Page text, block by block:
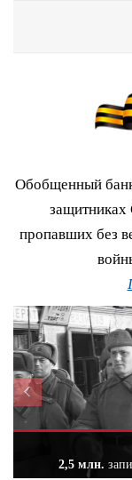
Обобщенный
пропавших без
2,5 млн.